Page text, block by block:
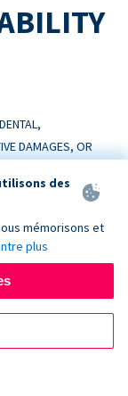
DAMAGES, OR
OUT OF OR
AMOUNTS PAID BY
PRECEDING
Donorbox; (b)
des
mémorisons et
plus